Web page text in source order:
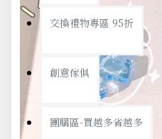
交換禮物專區 95折
創意傢俱
團購區-買越多省越多